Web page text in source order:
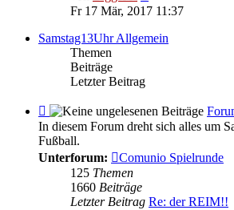
Beitrag
Fr 17 Mär, 2017 11:37
Samstag13Uhr Allgemein
Themen
Beiträge
Letzter Beitrag
Feed
-
Forum
Samstag13Uhr
In diesem Forum dreht sich alles um
Fußball.
Unterforum:
Comunio Spielrunde
125 Themen
1660 Beiträge
Letzter Beitrag Re: der REIM!!